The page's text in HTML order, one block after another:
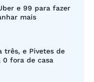
e 99 para fazer
mais
três, e Pivetes de
0 fora de casa